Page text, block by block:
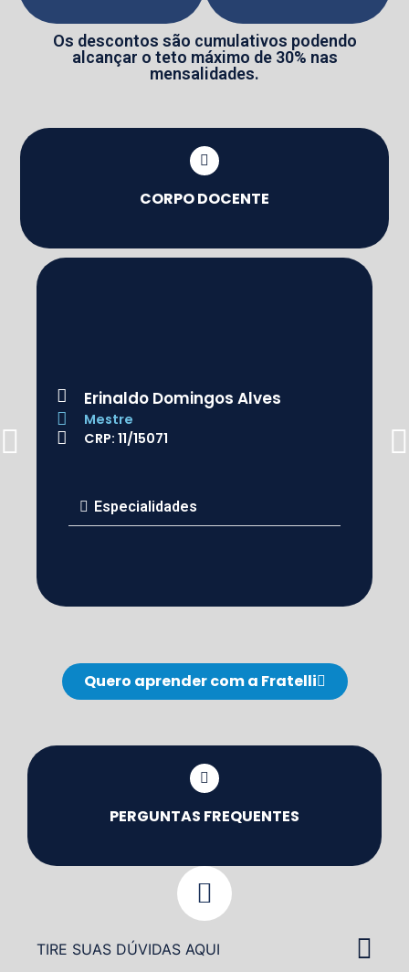
Os descontos são cumulativos podendo
alcançar o teto máximo de 30% nas
mensalidades.
CORPO DOCENTE
Erinaldo Domingos Alves
Mestre
CRP: 11/15071
Especialidades
Quero aprender com a Fratelli
PERGUNTAS FREQUENTES
TIRE SUAS DÚVIDAS AQUI